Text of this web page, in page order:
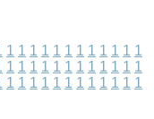
1 1 1 1 1 1 1 1 1 1 1 1
1 1 1 1 1 1 1 1 1 1 1 1
1 1 1 1 1 1 1 1 1 1 1 1